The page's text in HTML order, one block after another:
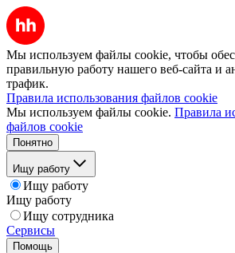
Мы используем файлы cookie, чтобы
правильную работу нашего веб-сайта и
трафик.
Правила использования файлов cookie
Мы используем файлы cookie. Правила
файлов cookie
Понятно
Ищу работу
Ищу работу
Ищу работу
Ищу сотрудника
Сервисы
Помощь